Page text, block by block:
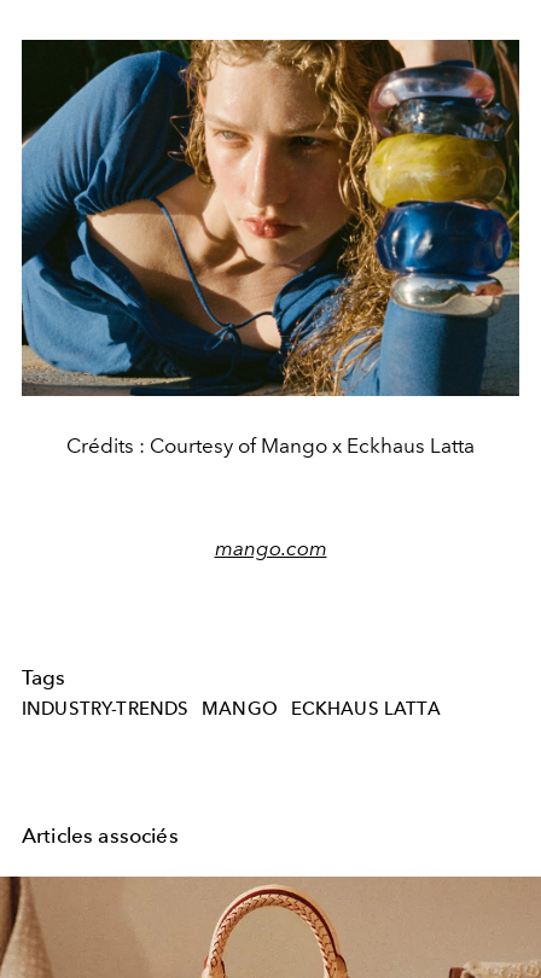
Crédits : Courtesy of Mango x Eckhaus Latta
mango.com
Tags
INDUSTRY-TRENDS MANGO ECKHAUS LATTA
Articles associés